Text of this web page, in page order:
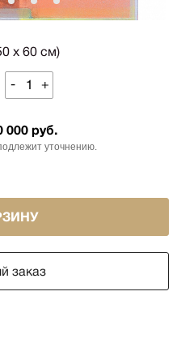
х 60 см)
- +
000 руб.
уточнению.
заказ